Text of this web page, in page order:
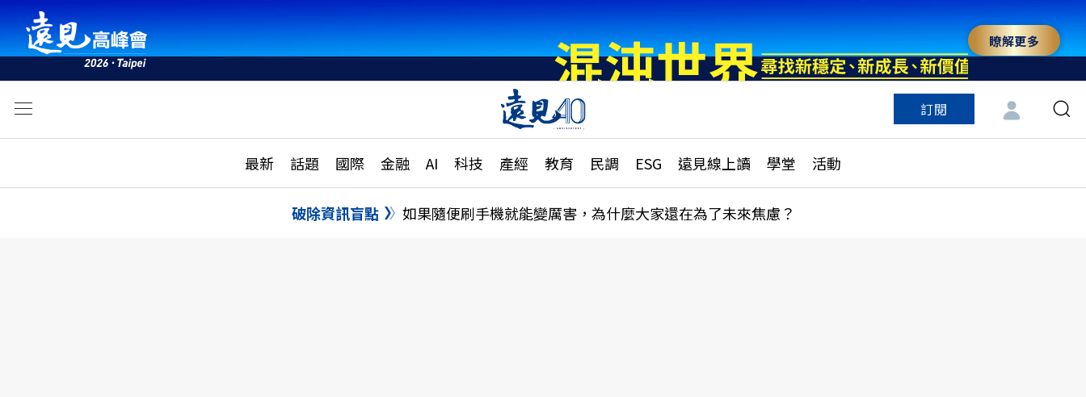
瞭解更多
訂閱
最新 話題 國際 金融 AI 科技 產經 教育 民調 ESG 遠見線上讀 學堂 活動
活動
話題
國際
特輯
大學升學、職涯攻略
縣市施政調查全解析
更多訂閱方案
特色頻道
破除資訊盲點 如果隨便刷手機就能變厲害，為什麼大家還在為了未來焦慮？